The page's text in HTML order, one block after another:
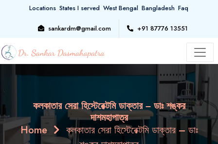
Locations States I served West Bengal Bangladesh Faq
sankardm@gmail.com +91 87776 13551
কলকাতার সেরা হিস্টেরেক্টমি ডাক্তার – ডাঃ শঙ্কর
দাশমহাপাত্র
Home
কলকাতার সেরা হিস্টেরেক্টমি ডাক্তার – ডাঃ